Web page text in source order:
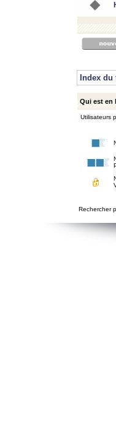
Index du
Qui est en
Utilisateurs
Rechercher